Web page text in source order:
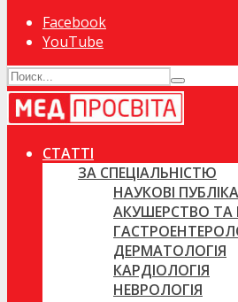
Facebook
YouTube
СТАТТІ
ЗА СПЕЦІАЛЬНІСТЮ
НАУКОВІ
АКУШЕРСТВО ТА
ДЕРМАТОЛОГІЯ
КАРДІОЛОГІЯ
НЕВРОЛОГІЯ